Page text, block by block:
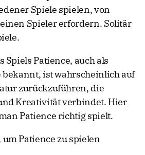
Spiele spielen, von
Spieler erfordern. Solitär
Spiels Patience, auch als
ist wahrscheinlich auf
zurückzuführen, die
Kreativität verbindet. Hier
Patience richtig spielt.
um Patience zu spielen